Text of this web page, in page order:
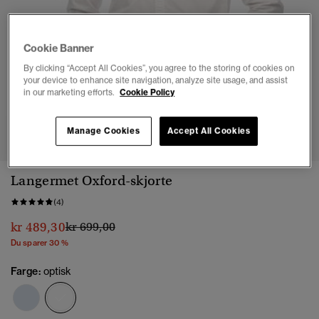
1 2 3 4 5
Langermet Oxford-skjorte
(4)
kr 489,30Pris nedsatt fra
kr 699,00til
Du sparer 30 %
Farge: optisk
Cookie Banner
By clicking “Accept All Cookies”, you agree to the storing of cookies on
your device to enhance site navigation, analyze site usage, and assist
in our marketing efforts. Cookie Policy
Accept All Cookies
Manage Cookies